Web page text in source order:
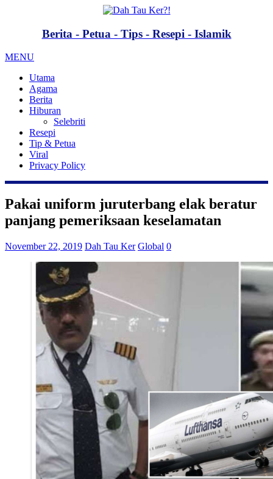
Berita - Petua - Tips - Resepi - Islamik
MENU
Utama
Agama
Berita
Hiburan
Selebriti
Resepi
Tip & Petua
Viral
Privacy Policy
Pakai uniform juruterbang elak beratur
panjang pemeriksaan keselamatan
November 22, 2019 Dah Tau Ker Global 0